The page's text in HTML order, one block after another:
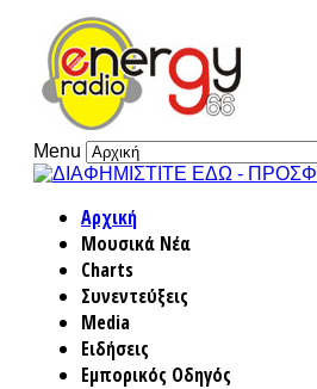
Menu
Αρχική
Μουσικά Νέα
Charts
Συνεντεύξεις
Media
Ειδήσεις
Εμπορικός Οδηγός